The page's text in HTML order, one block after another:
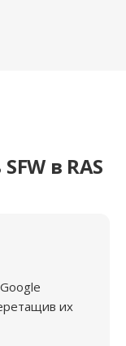
в RAS
их